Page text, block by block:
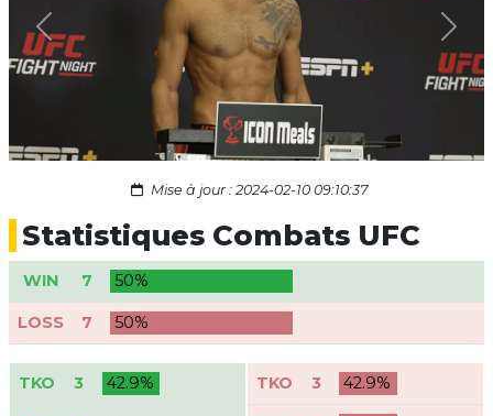
Previous Next
Mise à jour : 2024-02-10 09:10:37
Statistiques Combats UFC
WIN 7 50%
LOSS 7 50%
TKO 3 42.9% TKO 3 42.9%